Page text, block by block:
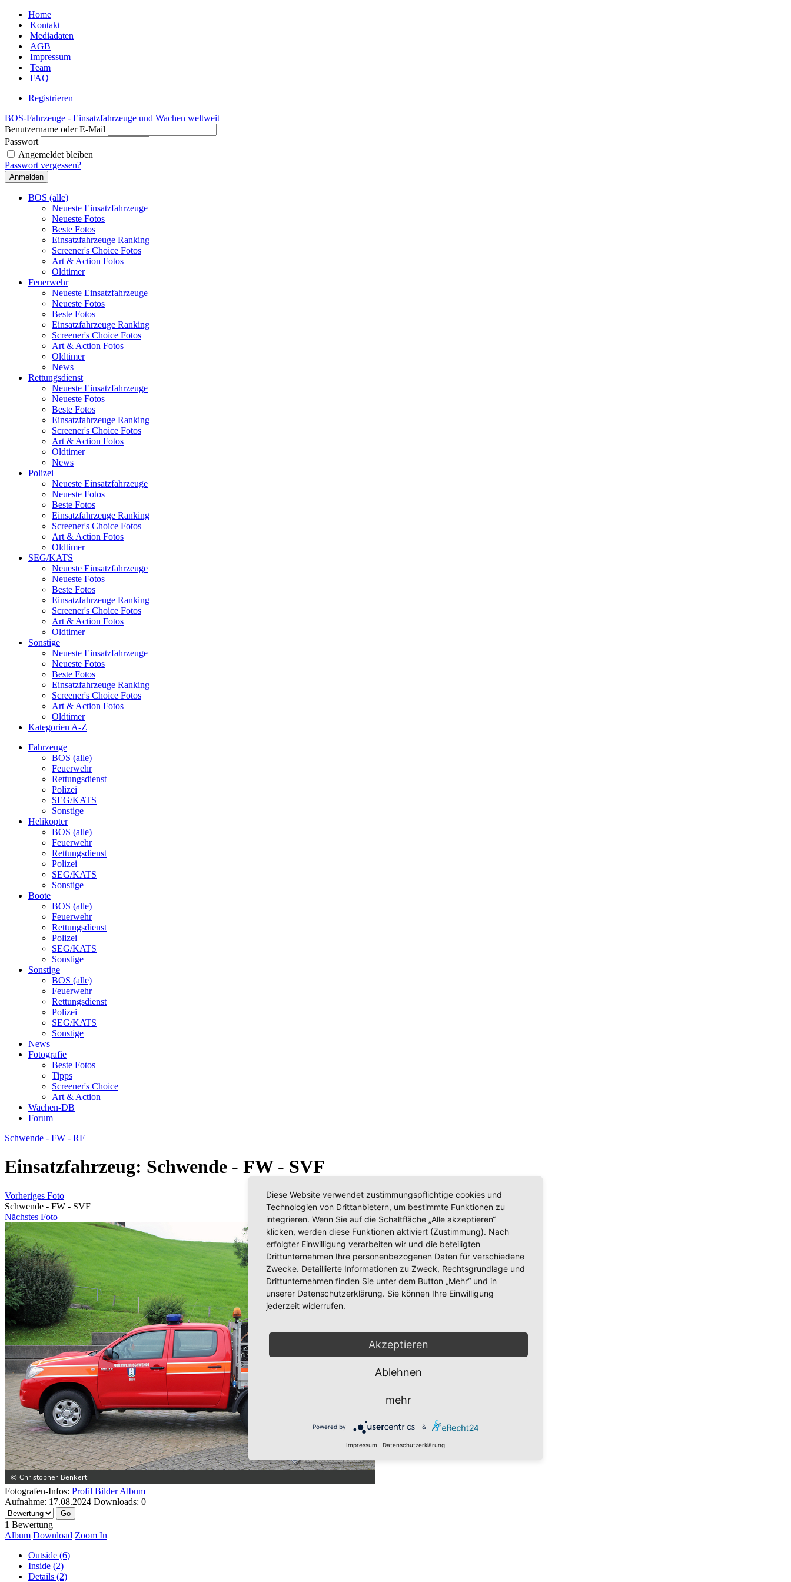
Home
|Kontakt
|Mediadaten
|AGB
|Impressum
|Team
|FAQ
Registrieren
BOS-Fahrzeuge - Einsatzfahrzeuge und Wachen weltweit
Benutzername oder E-Mail
Passwort
Angemeldet bleiben
Passwort vergessen?
BOS (alle)
Neueste Einsatzfahrzeuge
Neueste Fotos
Beste Fotos
Einsatzfahrzeuge Ranking
Screener's Choice Fotos
Art & Action Fotos
Oldtimer
Feuerwehr
Neueste Einsatzfahrzeuge
Neueste Fotos
Beste Fotos
Einsatzfahrzeuge Ranking
Screener's Choice Fotos
Art & Action Fotos
Oldtimer
News
Rettungsdienst
Neueste Einsatzfahrzeuge
Neueste Fotos
Beste Fotos
Einsatzfahrzeuge Ranking
Screener's Choice Fotos
Art & Action Fotos
Oldtimer
News
Polizei
Neueste Einsatzfahrzeuge
Neueste Fotos
Beste Fotos
Einsatzfahrzeuge Ranking
Screener's Choice Fotos
Art & Action Fotos
Oldtimer
SEG/KATS
Neueste Einsatzfahrzeuge
Neueste Fotos
Beste Fotos
Einsatzfahrzeuge Ranking
Screener's Choice Fotos
Art & Action Fotos
Oldtimer
Sonstige
Neueste Einsatzfahrzeuge
Neueste Fotos
Beste Fotos
Einsatzfahrzeuge Ranking
Screener's Choice Fotos
Art & Action Fotos
Oldtimer
Kategorien A-Z
Fahrzeuge
BOS (alle)
Feuerwehr
Rettungsdienst
Polizei
SEG/KATS
Sonstige
Helikopter
BOS (alle)
Feuerwehr
Rettungsdienst
Polizei
SEG/KATS
Sonstige
Boote
BOS (alle)
Feuerwehr
Rettungsdienst
Polizei
SEG/KATS
Sonstige
Sonstige
BOS (alle)
Feuerwehr
Rettungsdienst
Polizei
SEG/KATS
Sonstige
News
Fotografie
Beste Fotos
Tipps
Screener's Choice
Art & Action
Wachen-DB
Forum
Schwende - FW - RF
Einsatzfahrzeug: Schwende - FW - SVF
Vorheriges Foto
Schwende - FW - SVF
Nächstes Foto
Fotografen-Infos: Profil Bilder Album
Aufnahme: 17.08.2024 Downloads: 0
1 Bewertung
Album Download Zoom In
Outside (6)
Inside (2)
Details (2)
Diese Website verwendet zustimmungspflichtige cookies und
Technologien von Drittanbietern, um bestimmte Funktionen zu
integrieren. Wenn Sie auf die Schaltfläche „Alle akzeptieren“
klicken, werden diese Funktionen aktiviert (Zustimmung). Nach
erfolgter Einwilligung verarbeiten wir und die beteiligten
Drittunternehmen Ihre personenbezogenen Daten für verschiedene
Zwecke. Detaillierte Informationen zu Zweck, Rechtsgrundlage und
Drittunternehmen finden Sie unter dem Button „Mehr“ und in
unserer Datenschutzerklärung. Sie können Ihre Einwilligung
jederzeit widerrufen.
Akzeptieren
Ablehnen
mehr
Powered by &
Impressum Datenschutzerklärung